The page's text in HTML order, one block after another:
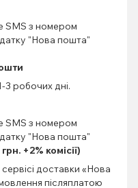
SMS з номером
"Нова пошта"
3 робочих дні.
SMS з номером
"Нова пошта"
+2% комісії)
доставки «Нова
післяплатою